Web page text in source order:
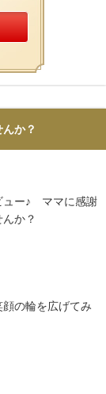
か？
ュー♪ ママに感謝
か？
の輪を広げてみ